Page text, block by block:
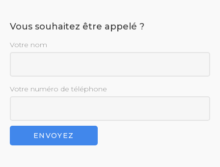
Vous souhaitez être appelé ?
Votre nom
Votre numéro de téléphone